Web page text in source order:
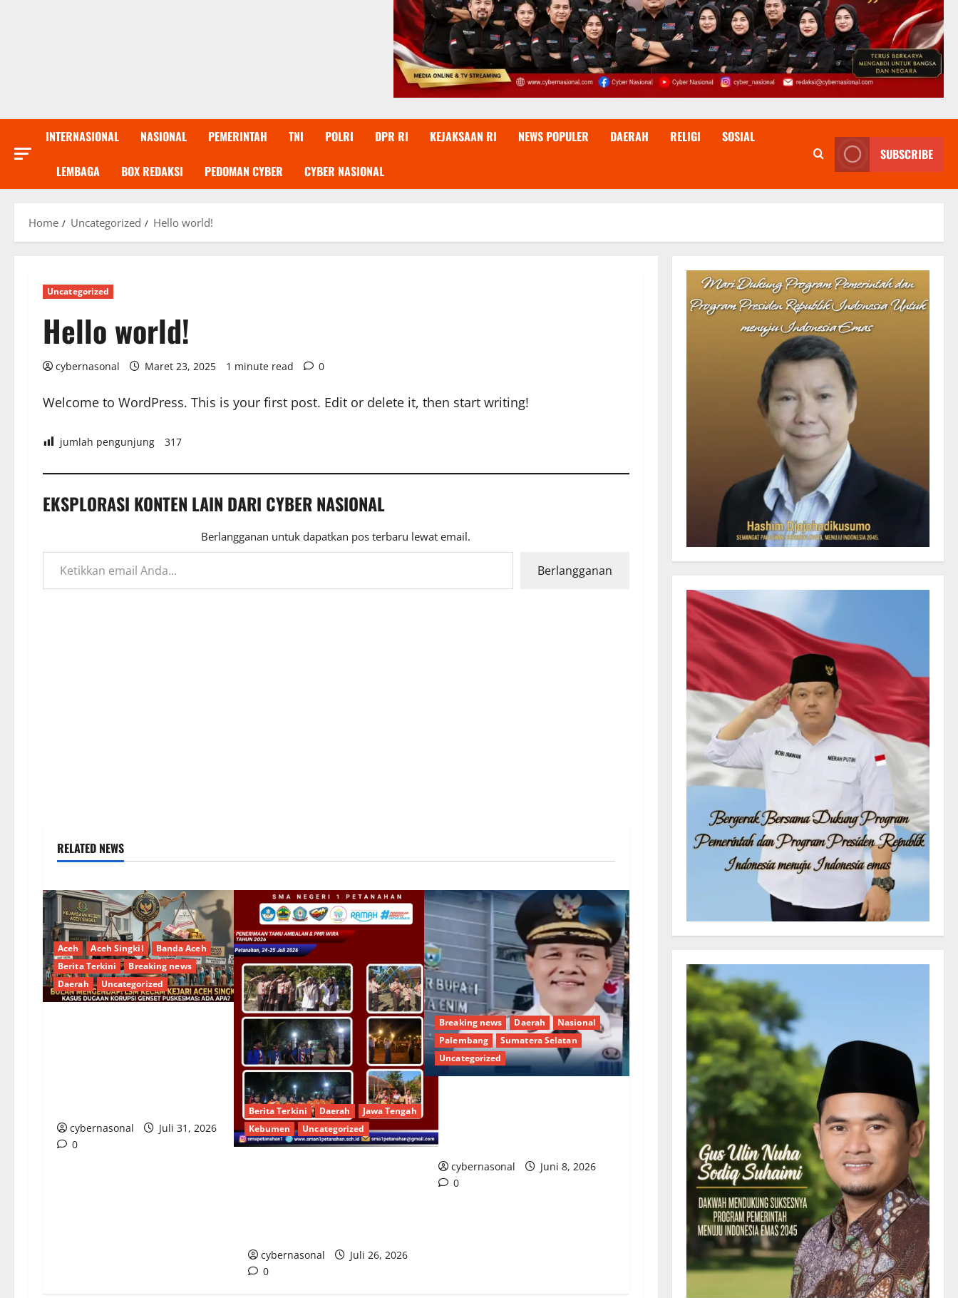
INTERNASIONAL NASIONAL PEMERINTAH TNI POLRI DPR RI KEJAKSAAN RI NEWS POPULER DAERAH RELIGI SOSIAL
LEMBAGA BOX REDAKSI PEDOMAN CYBER CYBER NASIONAL
SUBSCRIBE
Home Uncategorized Hello world!
Uncategorized
Hello world!
cybernasonal Maret 23, 2025 1 minute read 0
Welcome to WordPress. This is your first post. Edit or delete it, then start writing!
jumlah pengunjung 317
EKSPLORASI KONTEN LAIN DARI CYBER NASIONAL
Berlangganan untuk dapatkan pos terbaru lewat email.
Ketikkan email Anda...
Berlangganan
RELATED NEWS
Aceh Aceh Singkil
Banda Aceh
Berita Terkini
Breaking news
Daerah
Uncategorized
cybernasonal
Juli 31, 2026
0
Berita Terkini Daerah
Jawa Tengah
Kebumen
Uncategorized
cybernasonal
Juli 26, 2026
0
Breaking news Daerah
Nasional
Palembang
Sumatera Selatan
Uncategorized
cybernasonal
Juni 8, 2026
0